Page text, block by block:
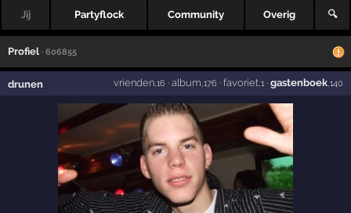
Jij Partyflock Community Overig 🔍
Profiel · 606855
drunen vrienden,16 · album ,176 · favoriet,1· gastenboek,140